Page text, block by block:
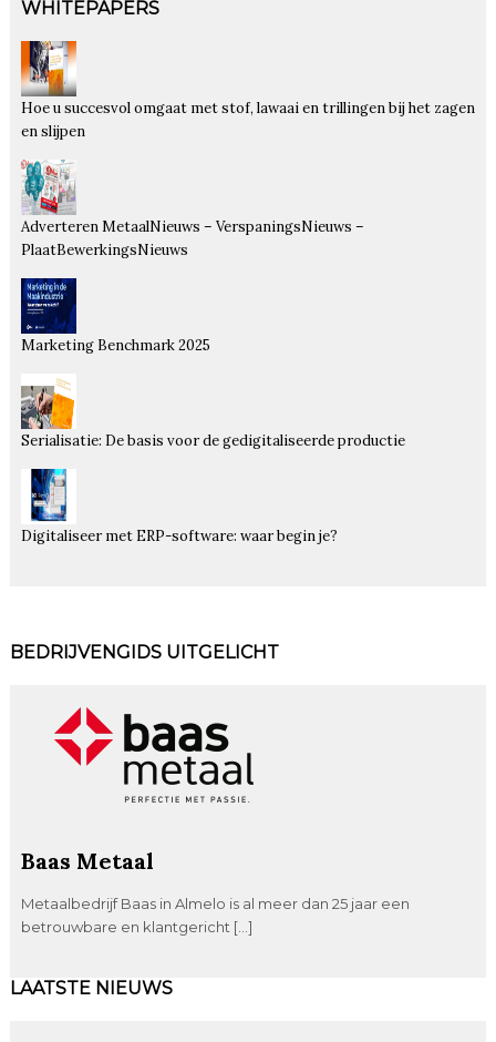
WHITEPAPERS
Hoe u succesvol omgaat met stof, lawaai en trillingen bij het zagen
en slijpen
Adverteren MetaalNieuws – VerspaningsNieuws –
PlaatBewerkingsNieuws
Marketing Benchmark 2025
Serialisatie: De basis voor de gedigitaliseerde productie
Digitaliseer met ERP-software: waar begin je?
BEDRIJVENGIDS UITGELICHT
Baas Metaal
Metaalbedrijf Baas in Almelo is al meer dan 25 jaar een
betrouwbare en klantgericht […]
LAATSTE NIEUWS